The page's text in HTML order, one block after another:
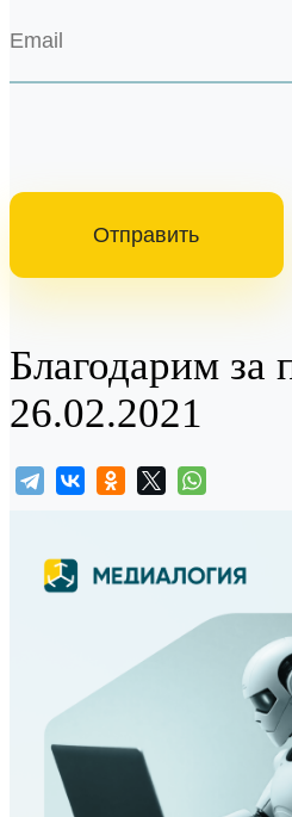
Благодарим за
26.02.2021